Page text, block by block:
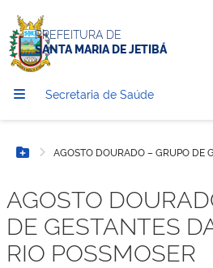
PREFEITURA DE
SANTA MARIA DE JETIBÁ
Secretaria de Saúde
Botão Menu
AGOSTO DOURADO – GRUPO DE
AGOSTO
DE GESTANTES
RIO POSSMOSER